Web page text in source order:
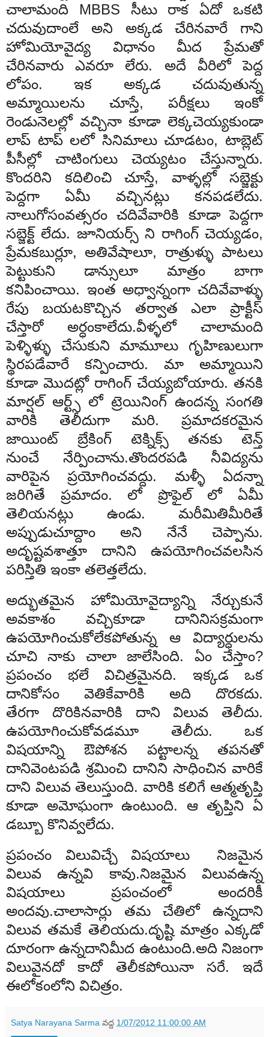
చాలామంది MBBS సీటు రాక ఏదో ఒకటి
చదువుదాంలే అని అక్కడ చేరినవారే గాని
హోమియోవైద్య విధానం మీద ప్రేమతో
చేరినవారు ఎవరూ లేరు. అదే వీరిలో పెద్ద
లోపం. ఇక అక్కడ చదువుతున్న
అమ్మాయిలను చూస్తే, పరీక్షలు ఇంకో
రెండునెలల్లో వచ్చినా కూడా లెక్కచెయ్యకుండా
లాప్ టాప్ లలో సినిమాలు చూడటం, టాబ్లెట్
పీసీల్లో చాటింగులు చెయ్యటం చేస్తున్నారు.
కొందరిని కదిలించి చూస్తే, వాళ్ళల్లో సబ్జెక్టు
పెద్దగా ఏమీ వచ్చినట్లు కనపడలేదు.
నాలుగోసంవత్సరం చదివేవారికి కూడా పెద్దగా
సబ్జెక్ట్ లేదు. జూనియర్స్ ని రాగింగ్ చెయ్యడం,
ప్రేమకబుర్లూ, అతివేషాలూ, రాత్రుళ్ళు పాటలు
పెట్టుకుని డాన్సులూ మాత్రం బాగా
కనిపించాయి. ఇంత అధ్వాన్నంగా చదివేవాళ్ళు
రేపు బయటకొచ్చిన తర్వాత ఎలా ప్రాక్టీస్
చేస్తారో అర్ధంకాలేదు.వీళ్ళలో చాలామంది
పెళ్ళిళ్ళు చేసుకుని మామూలు గృహిణులుగా
స్థిరపడేవారే కన్పించారు. మా అమ్మాయిని
కూడా మొదట్లో రాగింగ్ చేయ్యబోయారు. తనకి
మార్షల్ ఆర్ట్స్ లో ట్రెయినింగ్ ఉందన్న సంగతి
వారికి తెలీదుగా మరి. ప్రమాదకరమైన
జాయింట్ బ్రేకింగ్ టెక్నిక్స్ తనకు టెన్త్
నుంచే నేర్పించాను.తొందరపడి నీవిద్యను
వారిపైన ప్రయోగించవద్దు. మళ్ళీ ఏదన్నా
జరిగితే ప్రమాదం. లో ప్రొఫైల్ లో ఏమీ
తెలియనట్లు ఉండు. మరీమితిమీరితే
అప్పుడుచూద్దాం అని నేనే చెప్పాను.
అదృష్టవశాత్తూ దానిని ఉపయోగించవలసిన
పరిస్తితి ఇంకా తలెత్తలేదు.
అద్భుతమైన హోమియోవైద్యాన్ని నేర్చుకునే
అవకాశం వచ్చికూడా దానినిసక్రమంగా
ఉపయోగించుకోలేకపోతున్న ఆ విద్యార్ధులను
చూచి నాకు చాలా జాలేసింది. ఏం చేస్తాం?
ప్రపంచం భలే విచిత్రమైనది. ఇక్కడ ఒక
దానికోసం వెతికేవారికి అది దొరకదు.
తేరగా దొరికినవారికి దాని విలువ తెలీదు.
ఉపయోగించుకోవడమూ తెలీదు. ఒక
విషయాన్ని ఔపోశన పట్టాలన్న తపనతో
దానివెంటపడి శ్రమించి దానిని సాధించిన వారికే
దాని విలువ తెలుస్తుంది. వారికి కలిగే ఆత్మతృప్తి
కూడా అమోఘంగా ఉంటుంది. ఆ తృప్తిని ఏ
డబ్బూ కొనివ్వలేదు.
ప్రపంచం విలువిచ్చే విషయాలు నిజమైన
విలువ ఉన్నవి కావు.నిజమైన విలువఉన్న
విషయాలు ప్రపంచంలో అందరికీ
అందవు.చాలాసార్లు తమ చేతిలో ఉన్నదాని
విలువ తమకే తెలియదు.దృష్టి మాత్రం ఎక్కడో
దూరంగా ఉన్నదానిమీద ఉంటుంది.అది నిజంగా
విలువైనదో కాదో తెలీకపోయినా సరే. ఇదే
ఈలోకంలోని విచిత్రం.
Satya Narayana Sarma వద్ద 1/07/2012 11:00:00 AM